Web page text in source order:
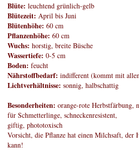
Blüte: leuchtend grünlich-gelb
Blütezeit: April bis Juni
Blütenhöhe: 60 cm
Pflanzenhöhe: 60 cm
Wuchs: horstig, breite Büsche
Wassertiefe: 0-5 cm
Boden: feucht
Nährstoffbedarf: indifferent (kommt mit
Lichtverhältnisse: sonnig, halbschattig
Besonderheiten: orange-rote
für Schmetterlinge, schneckenresistent,
giftig, phototoxisch
Vorsicht, die Pflanze hat einen Milchsaft, der
kann!